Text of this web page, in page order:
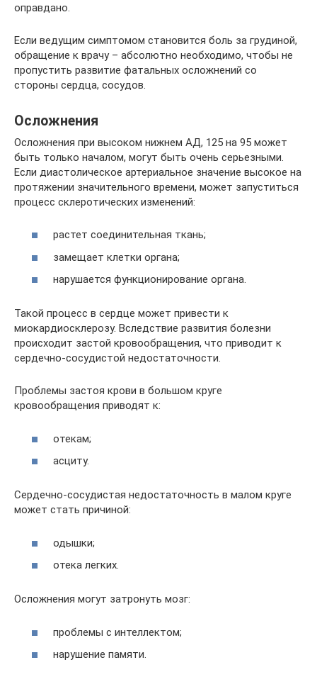
оправдано.
Если ведущим симптомом становится боль за грудиной,
обращение к врачу – абсолютно необходимо, чтобы не
пропустить развитие фатальных осложнений со
стороны сердца, сосудов.
Осложнения
Осложнения при высоком нижнем АД, 125 на 95 может
быть только началом, могут быть очень серьезными.
Если диастолическое артериальное значение высокое на
протяжении значительного времени, может запуститься
процесс склеротических изменений:
растет соединительная ткань;
замещает клетки органа;
нарушается функционирование органа.
Такой процесс в сердце может привести к
миокардиосклерозу. Вследствие развития болезни
происходит застой кровообращения, что приводит к
сердечно-сосудистой недостаточности.
Проблемы застоя крови в большом круге
кровообращения приводят к:
отекам;
асциту.
Сердечно-сосудистая недостаточность в малом круге
может стать причиной:
одышки;
отека легких.
Осложнения могут затронуть мозг:
проблемы с интеллектом;
нарушение памяти.